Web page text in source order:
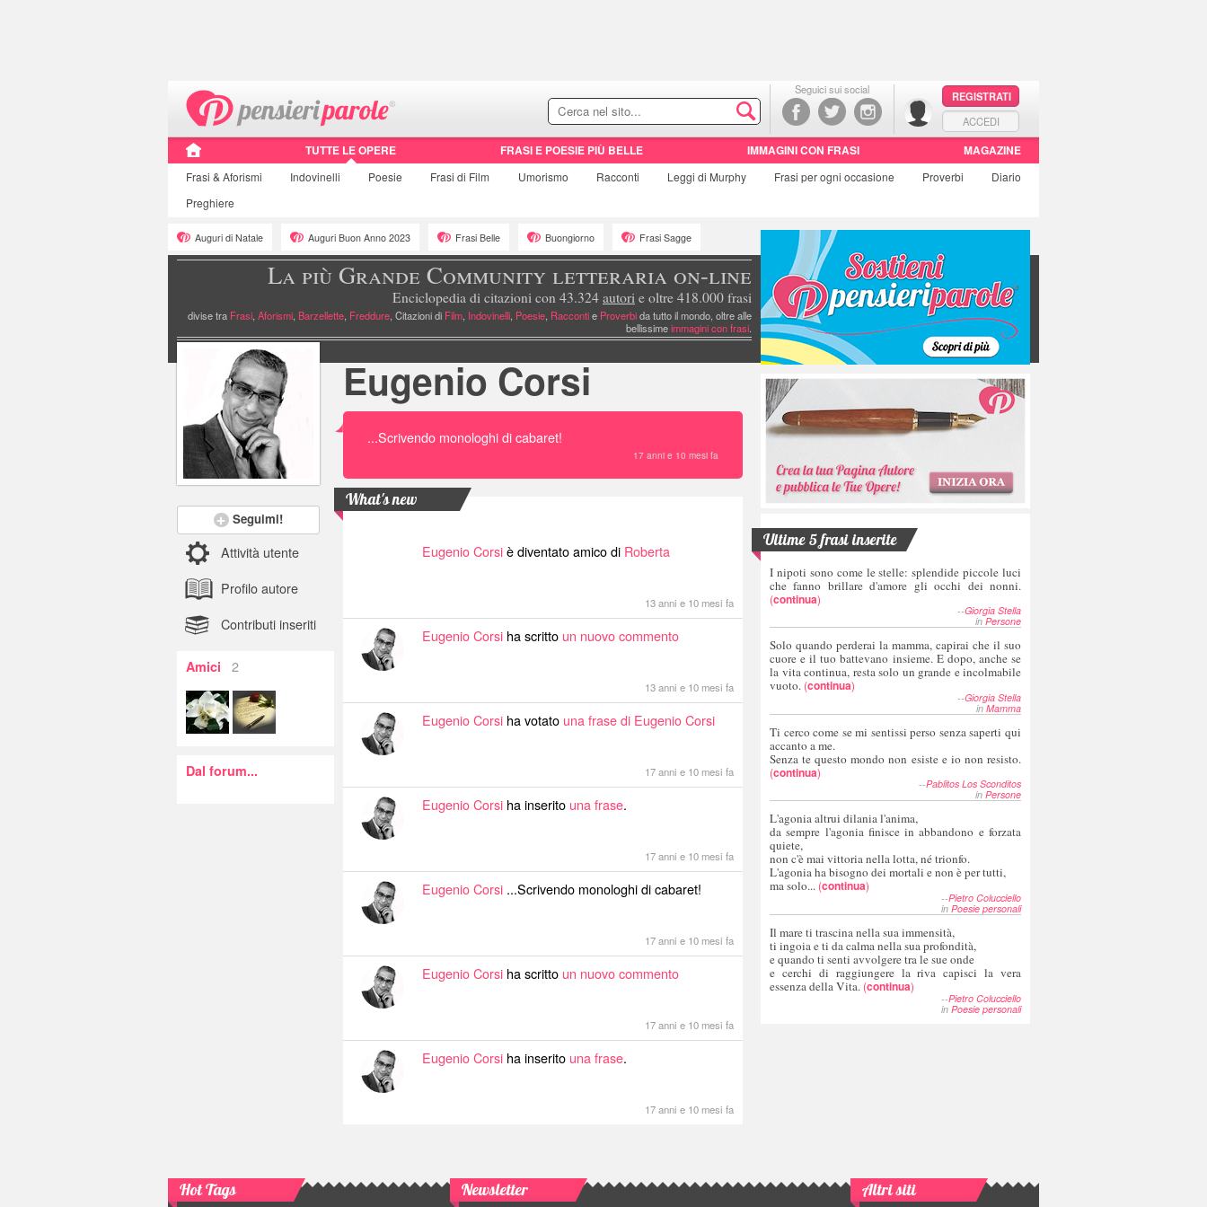
Seguici sui social
REGISTRATI
ACCEDI
TUTTE LE OPERE FRASI E POESIE PIÙ BELLE IMMAGINI CON FRASI MAGAZINE
Frasi & Aforismi Indovinelli Poesie Frasi di Film Umorismo Racconti Leggi di Murphy Frasi per ogni occasione Proverbi
Diario
Preghiere
Auguri di Natale Auguri Buon Anno 2023 Frasi Belle Buongiorno Frasi Sagge
La più Grande Community letteraria on-line
Enciclopedia di citazioni con 43.324 autori e oltre 418.000 frasi
divise tra Frasi, Aforismi, Barzellette, Freddure, Citazioni di Film, Indovinelli, Poesie, Raccontie Proverbida tutto il mondo, oltre alle
bellissimeimmagini con frasi.
Pagina personale
Eugenio Corsi
...Scrivendo monologhi di cabaret!
17 anni e 10 mesi fa
What's new
Eugenio Corsiè diventato amico di Roberta
13 anni e 10 mesi fa
Eugenio Corsi ha scritto un nuovo commento
13 anni e 10 mesi fa
Eugenio Corsi ha votato una frase di Eugenio Corsi
17 anni e 10 mesi fa
Eugenio Corsi ha inserito una frase.
17 anni e 10 mesi fa
Eugenio Corsi ...Scrivendo monologhi di cabaret!
17 anni e 10 mesi fa
Eugenio Corsi ha scritto un nuovo commento
17 anni e 10 mesi fa
Eugenio Corsi ha inserito una frase.
17 anni e 10 mesi fa
Seguimi!
Attività utente
Profilo autore
Contributi inseriti
Amici 2
Dal forum...
Ultime 5 frasi inserite
I nipoti sono come le stelle: splendide piccole luci
che fanno brillare d'amore gli occhi dei nonni.
(continua)
--Giorgia Stella
in Persone
Solo quando perderai la mamma, capirai che il suo
cuore e il tuo battevano insieme. E dopo, anche se
la vita continua, resta solo un grande e incolmabile
vuoto. (continua)
--Giorgia Stella
in Mamma
Ti cerco come se mi sentissi perso senza saperti qui
accanto a me.
Senza te questo mondo non esiste e io non resisto.
(continua)
--Pablitos Los Sconditos
in Persone
L'agonia altrui dilania l'anima,
da sempre l'agonia finisce in abbandono e forzata
quiete,
non c'è mai vittoria nella lotta, né trionfo.
L'agonia ha bisogno dei mortali e non è per tutti,
ma solo... (continua)
--Pietro Colucciello
in Poesie personali
Il mare ti trascina nella sua immensità,
ti ingoia e ti da calma nella sua profondità,
e quando ti senti avvolgere tra le sue onde
e cerchi di raggiungere la riva capisci la vera
essenza della Vita. (continua)
--Pietro Colucciello
in Poesie personali
Hot Tags Newsletter Altri siti